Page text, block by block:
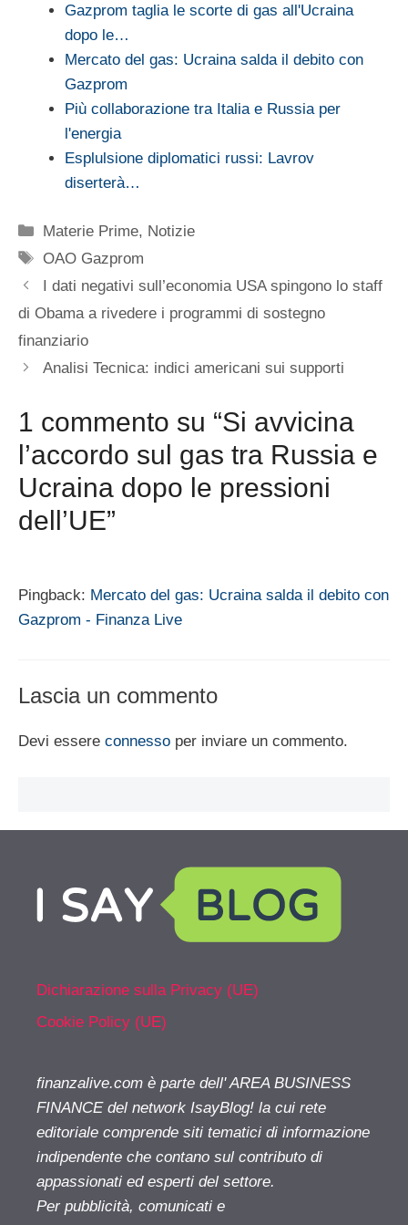
Gazprom taglia le scorte di gas all'Ucraina
dopo le…
Mercato del gas: Ucraina salda il debito con
Gazprom
Più collaborazione tra Italia e Russia per
l'energia
Esplulsione diplomatici russi: Lavrov
diserterà…
Categorie
Materie Prime, Notizie
Tag
OAO Gazprom
I dati negativi sull’economia USA spingono lo staff
di Obama a rivedere i programmi di sostegno
finanziario
Analisi Tecnica: indici americani sui supporti
1 commento su “Si avvicina
l’accordo sul gas tra Russia e
Ucraina dopo le pressioni
dell’UE”
Pingback: Mercato del gas: Ucraina salda il debito con
Gazprom - Finanza Live
Lascia un commento
Devi essere connesso per inviare un commento.
Dichiarazione sulla Privacy (UE)
Cookie Policy (UE)
finanzalive.com è parte dell' AREA BUSINESS
FINANCE del network IsayBlog! la cui rete
editoriale comprende siti tematici di informazione
indipendente che contano sul contributo di
appassionati ed esperti del settore.
Per pubblicità, comunicati e